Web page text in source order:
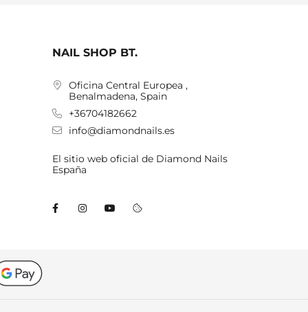
NAIL SHOP BT.
Oficina Central Europea ,
Benalmadena, Spain
+36704182662
info@diamondnails.es
El sitio web oficial de Diamond Nails
España